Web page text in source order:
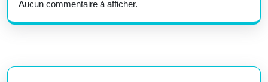
Aucun commentaire à afficher.